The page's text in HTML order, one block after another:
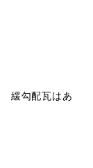
緩勾配瓦はあ